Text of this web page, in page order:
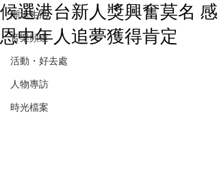
潮流生活
音樂頻道
活動・好去處
人物專訪
時光檔案
候選港台新人獎興奮莫名 感
恩中年人追夢獲得肯定